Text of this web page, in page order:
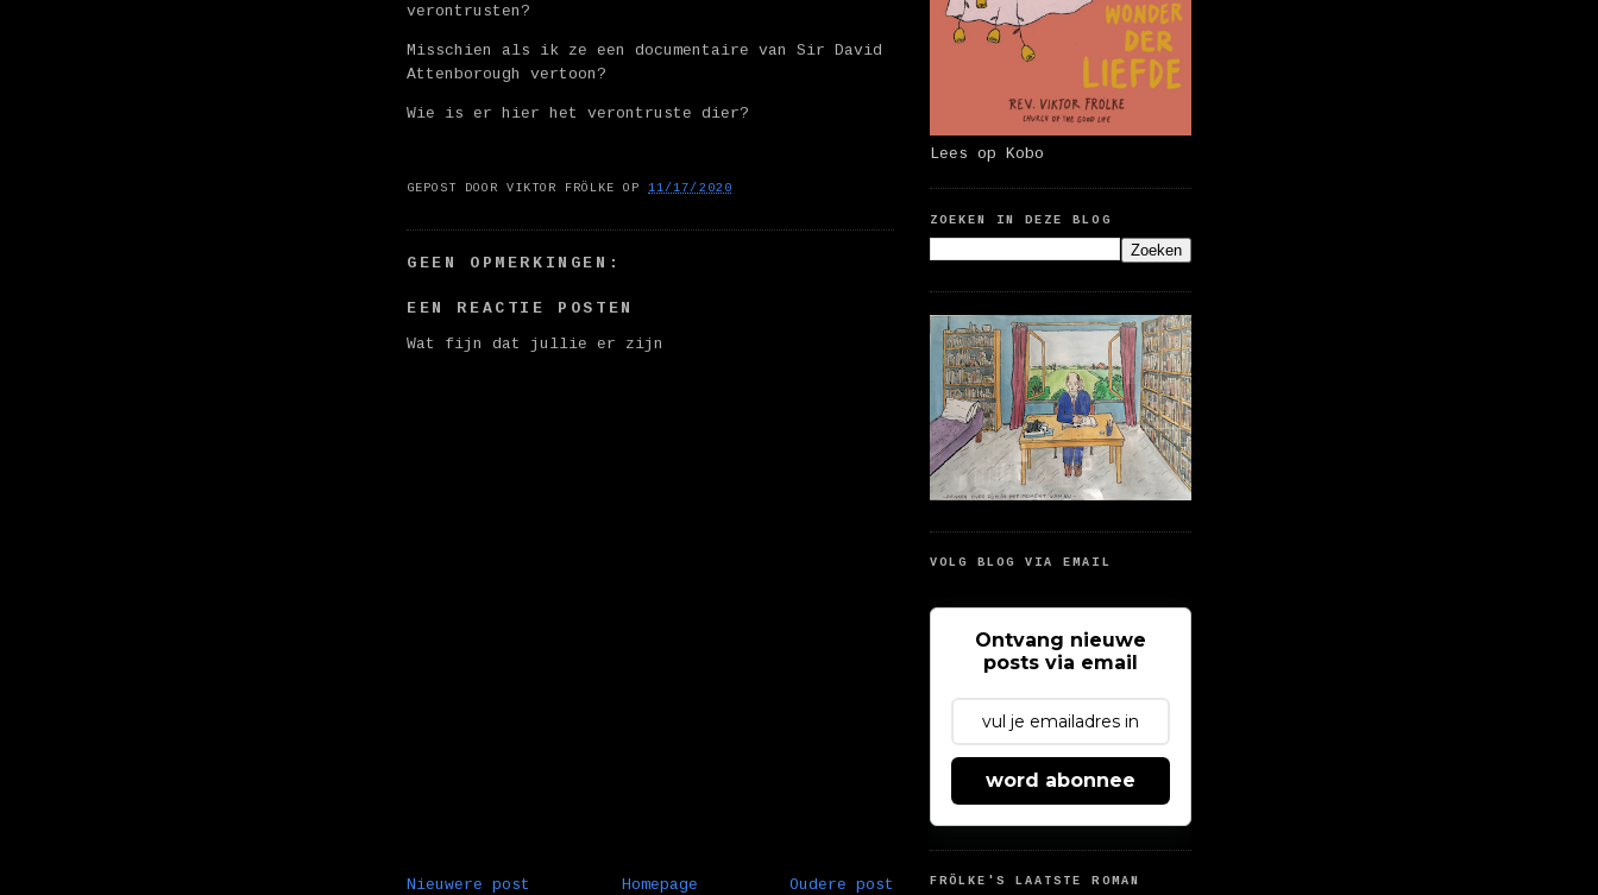
verontrusten?
Misschien als ik ze een documentaire van Sir David
Attenborough vertoon?
Wie is er hier het verontruste dier?
GEPOST DOORVIKTOR FRÖLKE OP11/17/2020
GEEN OPMERKINGEN:
EEN REACTIE POSTEN
Wat fijn dat jullie er zijn
Nieuwere post Oudere post
Homepage
Lees op Kobo
ZOEKEN IN DEZE BLOG
VOLG BLOG VIA EMAIL
Ontvang nieuwe
posts via email
word abonnee
FRÖLKE'S LAATSTE ROMAN